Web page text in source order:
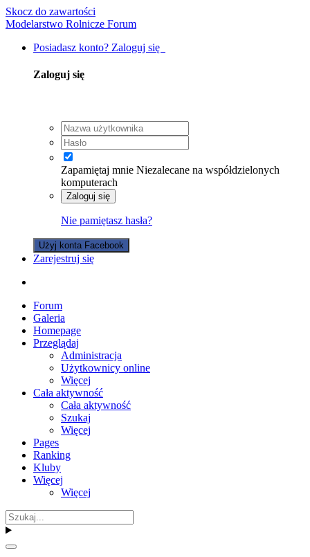
Skocz do zawartości
Modelarstwo Rolnicze Forum
Posiadasz konto? Zaloguj się
Zaloguj się
Zapamiętaj mnie Niezalecane na współdzielonych
komputerach
Zaloguj się
Nie pamiętasz hasła?
Użyj konta Facebook
Zarejestruj się
Forum
Galeria
Homepage
Przeglądaj
Administracja
Użytkownicy online
Więcej
Cała aktywność
Cała aktywność
Szukaj
Więcej
Pages
Ranking
Kluby
Więcej
Więcej